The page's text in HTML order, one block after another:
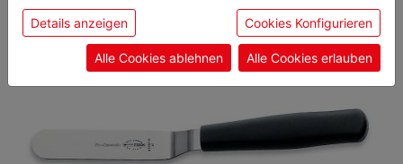
sie unsere Webseite weiter nutzen, geben Sie
Einwilligung zu unseren Cookies.
Details anzeigen Cookies Konfigurieren
Alle Cookies ablehnen Alle Cookies erlauben